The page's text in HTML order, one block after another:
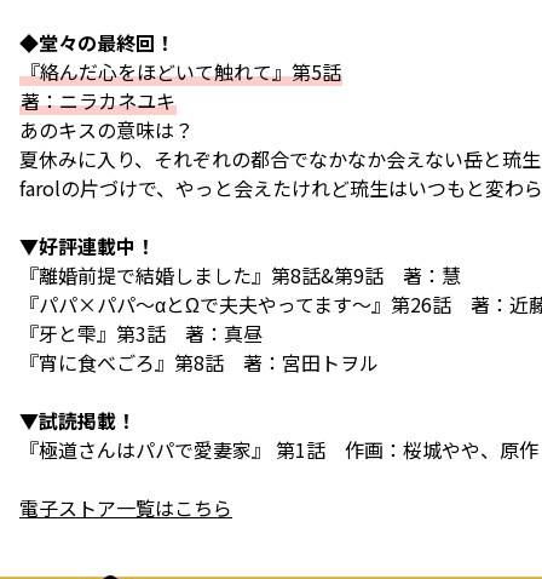
◆堂々の最終回！
『絡んだ心をほどいて触れて』第5話
著：ニラカネユキ
あのキスの意味は――？
夏休みに入り、それぞれの都合でなかなか会えない岳と琉
farolの片づけで、やっと会えたけれど琉生はいつもと変わ
▼好評連載中！
『離婚前提で結婚しました』第8話&第9話 著：慧
『パパ×パパ～αとΩで夫夫やってます～』第26話 著：近
『牙と雫』第3話 著：真昼
『宵に食べごろ』第8話 著：宮田トヲル
▼試読掲載！
『極道さんはパパで愛妻家』 第1話 作画：桜城やや、原
電子ストア一覧はこちら